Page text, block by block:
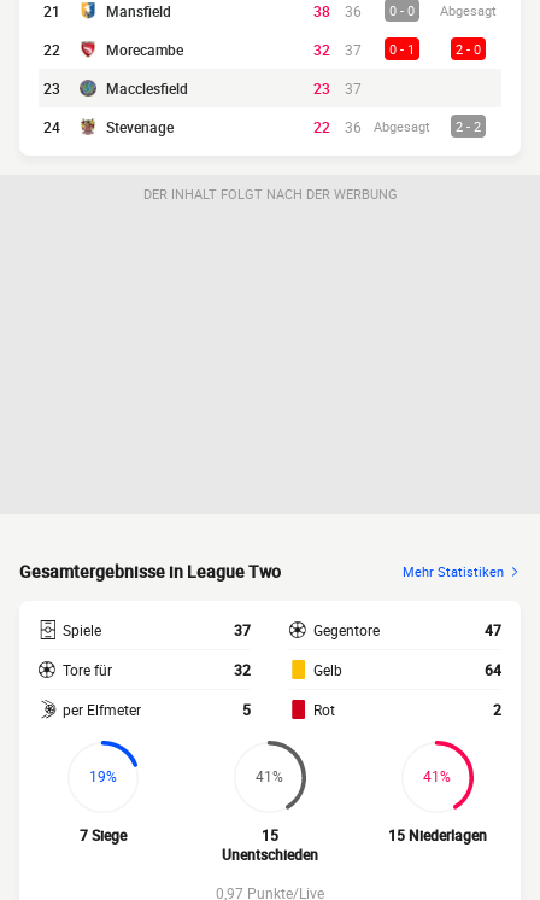
21 Mansfield 38 36 0 - 0 Abgesagt
22 Morecambe 32 37 0 - 1 2 - 0
23 Macclesfield 23
37
24
Stevenage 22 36 Abgesagt 2 - 2
DER INHALT FOLGT NACH DER WERBUNG
Gesamtergebnisse in League Two Mehr Statistiken
Spiele 37
Tore für 32
per Elfmeter 5
Gegentore 47
Gelb 64
Rot 2
19%
7 Siege
41%
15
Unentschieden
41%
15 Niederlagen
0,97 Punkte/Live